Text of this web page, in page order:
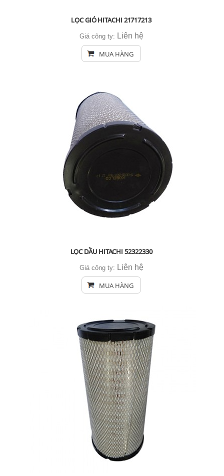
LỌC GIÓ HITACHI 21717213
Giá công ty: Liên hệ
MUA HÀNG
LỌC DẦU HITACHI 52322330
Giá công ty: Liên hệ
MUA HÀNG